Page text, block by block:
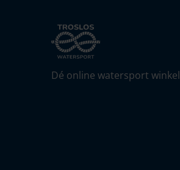
Dé online watersport winkel